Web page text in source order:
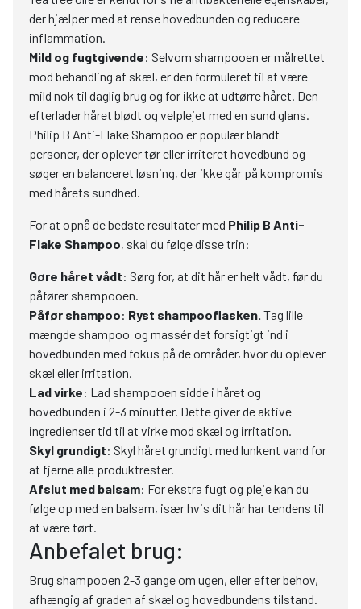
der hjælper med at rense hovedbunden og reducere
inflammation.
Mild og fugtgivende: Selvom shampooen er målrettet
mod behandling af skæl, er den formuleret til at være
mild nok til daglig brug og for ikke at udtørre håret. Den
efterlader håret blødt og velplejet med en sund glans.
Philip B Anti-Flake Shampoo er populær blandt
personer, der oplever tør eller irriteret hovedbund og
søger en balanceret løsning, der ikke går på kompromis
med hårets sundhed.
For at opnå de bedste resultater med Philip B Anti-
Flake Shampoo, skal du følge disse trin:
Gøre håret vådt: Sørg for, at dit hår er helt vådt, før du
påfører shampooen.
Påfør shampoo: Ryst shampooflasken. Tag lille
mængde shampoo og massér det forsigtigt ind i
hovedbunden med fokus på de områder, hvor du oplever
skæl eller irritation.
Lad virke: Lad shampooen sidde i håret og
hovedbunden i 2-3 minutter. Dette giver de aktive
ingredienser tid til at virke mod skæl og irritation.
Skyl grundigt: Skyl håret grundigt med lunkent vand for
at fjerne alle produktrester.
Afslut med balsam: For ekstra fugt og pleje kan du
følge op med en balsam, især hvis dit hår har tendens til
at være tørt.
Anbefalet brug:
Brug shampooen 2-3 gange om ugen, eller efter behov,
afhængig af graden af skæl og hovedbundens tilstand.